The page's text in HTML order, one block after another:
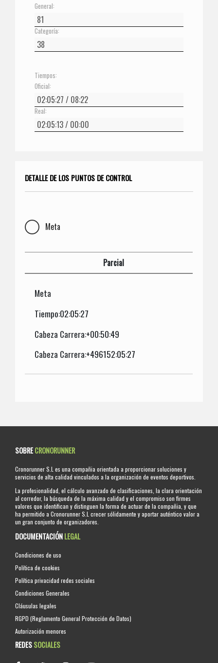
General:
Categoría:
Tiempos:
Oficial:
Real:
DETALLE DE LOS PUNTOS DE CONTROL
Meta
Parcial
Meta
Tiempo:02:05:27
Cabeza Carrera:+00:50:49
Cabeza Carrera:+496152:05:27
SOBRECRONORUNNER
Cronorunner S.L es una compañia orientada a proporcionar soluciones y
servicios de alta calidad vinculados a la organización de eventos deportivos.
La profesionalidad, el cálculo avanzado de clasificaciones, la clara orientación
al corredor, la búsqueda de la máxima calidad y el compromiso son firmes
valores que identifican y distinguen la forma de actuar de la compañia, y que
ha permitido a Cronorunner S.L crecer sólidamente y aportar auténtico valor a
un gran conjunto de organizadores.
DOCUMENTACIÓNLEGAL
Condiciones de uso
Política de cookies
Política privacidad redes sociales
Condiciones Generales
Cláusulas legales
RGPD (Reglamento General Protección de Datos)
Autorización menores
REDESSOCIALES